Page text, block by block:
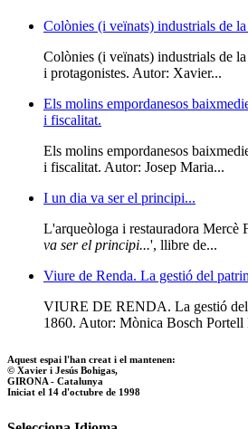
Colònies (i veïnats) industrials de
Colònies (i veïnats) industrials de
i protagonistes. Autor: Xavier...
Els molins empordanesos
i fiscalitat.
Els molins empordanesos
i fiscalitat. Autor: Josep Maria...
I un dia va ser el principi...
L'arqueòloga i restauradora Mercè
va ser el principi...', llibre de...
Viure de Renda. La gestió del
VIURE DE RENDA. La gestió
1860. Autor: Mònica Bosch Portell
Aquest espai l'han creat i el mantenen:
© Xavier i Jesús Bohigas,
GIRONA - Catalunya
Iniciat el 14 d'octubre de 1998